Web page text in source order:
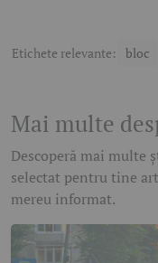
Etichete relevante: bloc
Mai multe
Descoperă mai multe
selectat pentru tine
mereu informat.